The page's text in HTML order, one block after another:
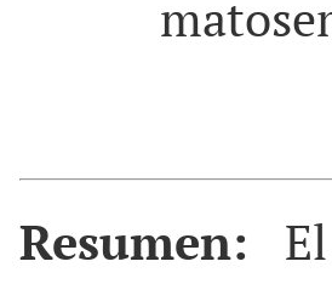
Resumen: